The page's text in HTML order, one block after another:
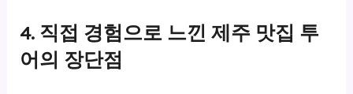
4. 직접 경험으로 느낀 제주 맛집 투
어의 장단점